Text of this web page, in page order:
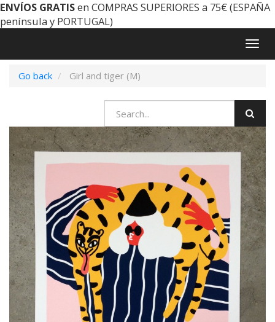
ENVÍOS GRATISen COMPRAS SUPERIORES a 75€ (ESPAÑA
península y PORTUGAL)
Go back
Girl and tiger (M)